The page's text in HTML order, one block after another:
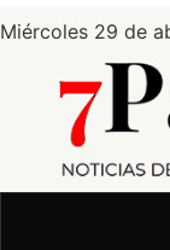
Miércoles 29 de